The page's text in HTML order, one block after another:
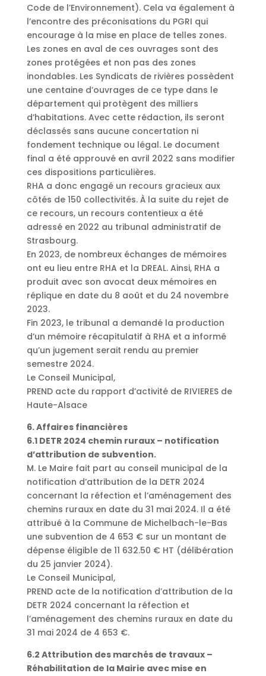
Code de l’Environnement). Cela va également à
l’encontre des préconisations du PGRI qui
encourage à la mise en place de telles zones.
Les zones en aval de ces ouvrages sont des
zones protégées et non pas des zones
inondables. Les Syndicats de rivières possèdent
une centaine d’ouvrages de ce type dans le
département qui protègent des milliers
d’habitations. Avec cette rédaction, ils seront
déclassés sans aucune concertation ni
fondement technique ou légal. Le document
final a été approuvé en avril 2022 sans modifier
ces dispositions particulières.
RHA a donc engagé un recours gracieux aux
côtés de 150 collectivités. À la suite du rejet de
ce recours, un recours contentieux a été
adressé en 2022 au tribunal administratif de
Strasbourg.
En 2023, de nombreux échanges de mémoires
ont eu lieu entre RHA et la DREAL. Ainsi, RHA a
produit avec son avocat deux mémoires en
réplique en date du 8 août et du 24 novembre
2023.
Fin 2023, le tribunal a demandé la production
d’un mémoire récapitulatif à RHA et a informé
qu’un jugement serait rendu au premier
semestre 2024.
Le Conseil Municipal,
PREND acte du rapport d’activité de RIVIERES de
Haute-Alsace
6. Affaires financières
6.1 DETR 2024 chemin ruraux – notification
d’attribution de subvention.
M. Le Maire fait part au conseil municipal de la
notification d’attribution de la DETR 2024
concernant la réfection et l’aménagement des
chemins ruraux en date du 31 mai 2024. Il a été
attribué à la Commune de Michelbach-le-Bas
une subvention de 4 653 € sur un montant de
dépense éligible de 11 632.50 € HT (délibération
du 25 janvier 2024).
Le Conseil Municipal,
PREND acte de la notification d’attribution de la
DETR 2024 concernant la réfection et
l’aménagement des chemins ruraux en date du
31 mai 2024 de 4 653 €.
6.2 Attribution des marchés de travaux –
Réhabilitation de la Mairie avec mise en